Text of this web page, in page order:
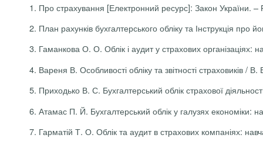
1. Про страхування [Електронний ресурс]: Закон України.
2. План рахунків бухгалтерського обліку та Інструкція
3. ГаманковаО. О. Облік і аудит у страхових організаціях:
4. Вареня В. Особливості обліку та звітності страховиків / В.
5. Приходько В. С. Бухгалтерський облік страхової
6. Атамас П. Й. Бухгалтерський облік у галузях економіки:
7. Гарматій Т. О. Облік та аудит в страхових компаніях: